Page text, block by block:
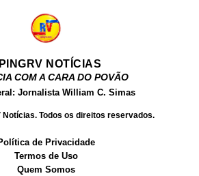
NOTÍCIAS
COM A CARA DO POVÃO
Jornalista William C. Simas
Notícias. Todos os direitos reservados.
de Privacidade
Termos de Uso
Quem Somos